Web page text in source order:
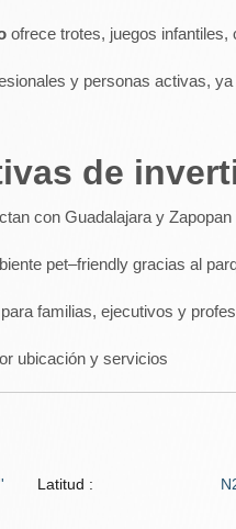
ofrece trotes, juegos
y personas activas,
de
con Guadalajara y Zapopan
pet–friendly gracias al
familias, ejecutivos y
ubicación y servicios
Latitud :